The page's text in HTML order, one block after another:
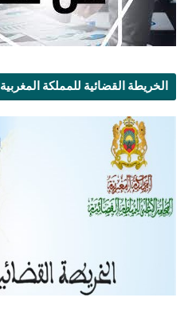
الخريطة القضائية للمملكة المغربية